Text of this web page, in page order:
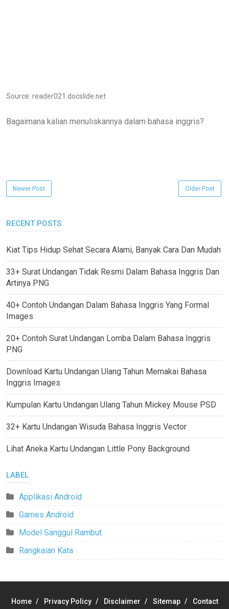
Source: reader021.docslide.net
Bagaimana kalian menuliskannya dalam bahasa inggris?
Newer Post Older Post
RECENT POSTS
Kiat Tips Hidup Sehat Secara Alami, Banyak Cara Dan Mudah
33+ Surat Undangan Tidak Resmi Dalam Bahasa Inggris Dan
Artinya PNG
40+ Contoh Undangan Dalam Bahasa Inggris Yang Formal
Images
20+ Contoh Surat Undangan Lomba Dalam Bahasa Inggris
PNG
Download Kartu Undangan Ulang Tahun Memakai Bahasa
Inggris Images
Kumpulan Kartu Undangan Ulang Tahun Mickey Mouse PSD
32+ Kartu Undangan Wisuda Bahasa Inggris Vector
Lihat Aneka Kartu Undangan Little Pony Background
LABEL
Applikasi Android
Games Android
Model Sanggul Rambut
Rangkaian Kata
Home Privacy Policy Disclaimer Sitemap Contact